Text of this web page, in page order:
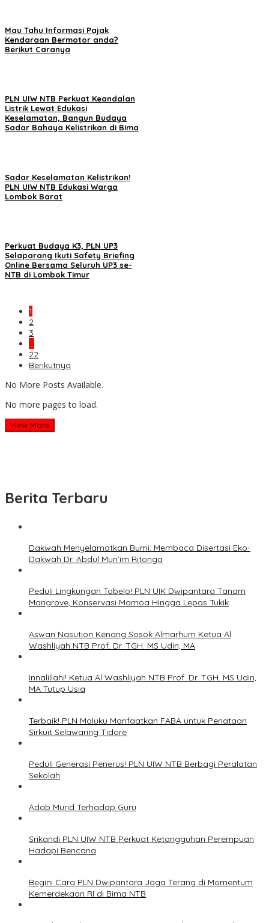
Mau Tahu Informasi Pajak
Kendaraan Bermotor anda?
Berikut Caranya
PLN UIW NTB Perkuat Keandalan
Listrik Lewat Edukasi
Keselamatan, Bangun Budaya
Sadar Bahaya Kelistrikan di Bima
Sadar Keselamatan Kelistrikan!
PLN UIW NTB Edukasi Warga
Lombok Barat
Perkuat Budaya K3, PLN UP3
Selaparang Ikuti Safety Briefing
Online Bersama Seluruh UP3 se-
NTB di Lombok Timur
1
2
3
…
22
Berikutnya
No More Posts Available.
No more pages to load.
View More
Berita Terbaru
Dakwah Menyelamatkan Bumi: Membaca Disertasi Eko-
Dakwah Dr. Abdul Mun’im Ritonga
Peduli Lingkungan Tobelo! PLN UIK Dwipantara Tanam
Mangrove, Konservasi Mamoa Hingga Lepas Tukik
Aswan Nasution Kenang Sosok Almarhum Ketua Al
Washliyah NTB Prof. Dr. TGH. MS Udin, MA
Innalillahi! Ketua Al Washliyah NTB Prof. Dr. TGH. MS Udin,
MA Tutup Usia
Terbaik! PLN Maluku Manfaatkan FABA untuk Penataan
Sirkuit Selawaring Tidore
Peduli Generasi Penerus! PLN UIW NTB Berbagi Peralatan
Sekolah
Adab Murid Terhadap Guru
Srikandi PLN UIW NTB Perkuat Ketangguhan Perempuan
Hadapi Bencana
Begini Cara PLN Dwipantara Jaga Terang di Momentum
Kemerdekaan RI di Bima NTB